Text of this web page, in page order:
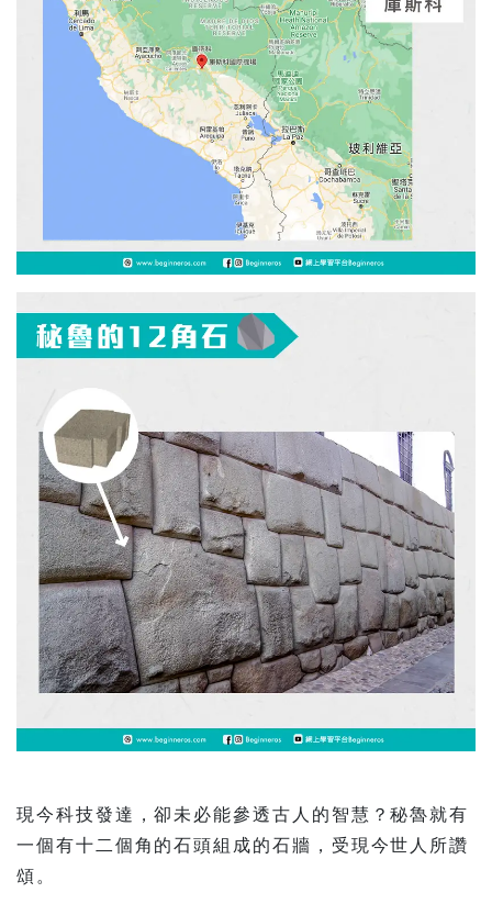
現今科技發達，卻未必能參透古人的智慧？秘魯就有
一個有十二個角的石頭組成的石牆，受現今世人所讚
頌。